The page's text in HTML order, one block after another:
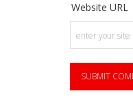
Website URL